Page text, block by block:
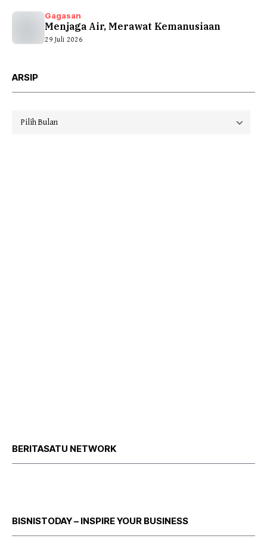
Gagasan
Menjaga Air, Merawat Kemanusiaan
29 Juli 2026
ARSIP
Arsip
BERITASATU NETWORK
BISNISTODAY – INSPIRE YOUR BUSINESS